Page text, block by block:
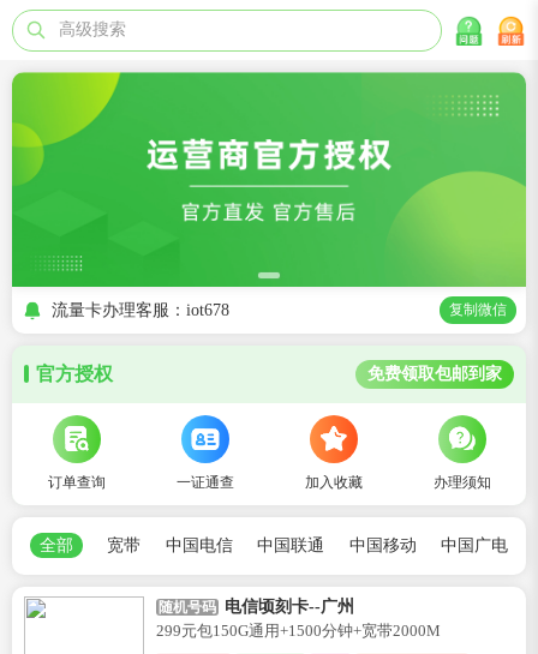
高级搜索
流量卡办理客服：iot678 复制微信
官方授权 免费领取包邮到家
订单查询 一证通查 加入收藏 办理须知
全部 宽带 中国电信 中国联通 中国移动 中国广电
随机号码 电信顷刻卡--广州
299元包150G通用+1500分钟+宽带2000M